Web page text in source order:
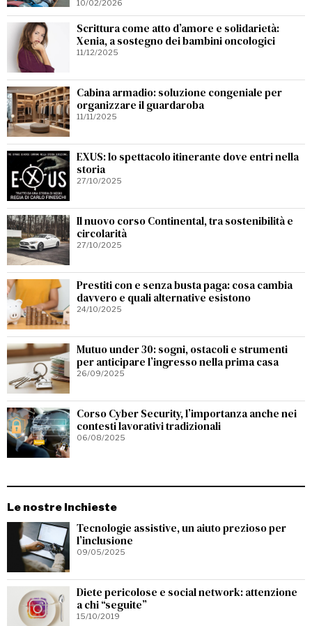
10/02/2026
Scrittura come atto d’amore e solidarietà:
Xenia, a sostegno dei bambini oncologici
11/12/2025
Cabina armadio: soluzione congeniale per
organizzare il guardaroba
11/11/2025
EXUS: lo spettacolo itinerante dove entri nella
storia
27/10/2025
Il nuovo corso Continental, tra sostenibilità e
circolarità
27/10/2025
Prestiti con e senza busta paga: cosa cambia
davvero e quali alternative esistono
24/10/2025
Mutuo under 30: sogni, ostacoli e strumenti
per anticipare l’ingresso nella prima casa
26/09/2025
Corso Cyber Security, l’importanza anche nei
contesti lavorativi tradizionali
06/08/2025
Le nostre Inchieste
Tecnologie assistive, un aiuto prezioso per
l’inclusione
09/05/2025
Diete pericolose e social network: attenzione
a chi “seguite”
15/10/2019